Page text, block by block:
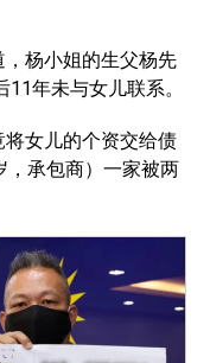
，杨小姐的生父杨先
年未与女儿联系。
女儿的个资交给债
，承包商）一家被两